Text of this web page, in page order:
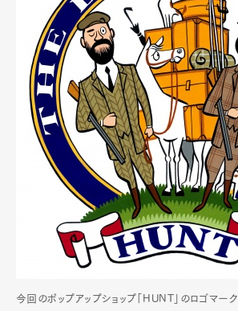
今回のポップアップショップ「HUNT」のロゴマーク